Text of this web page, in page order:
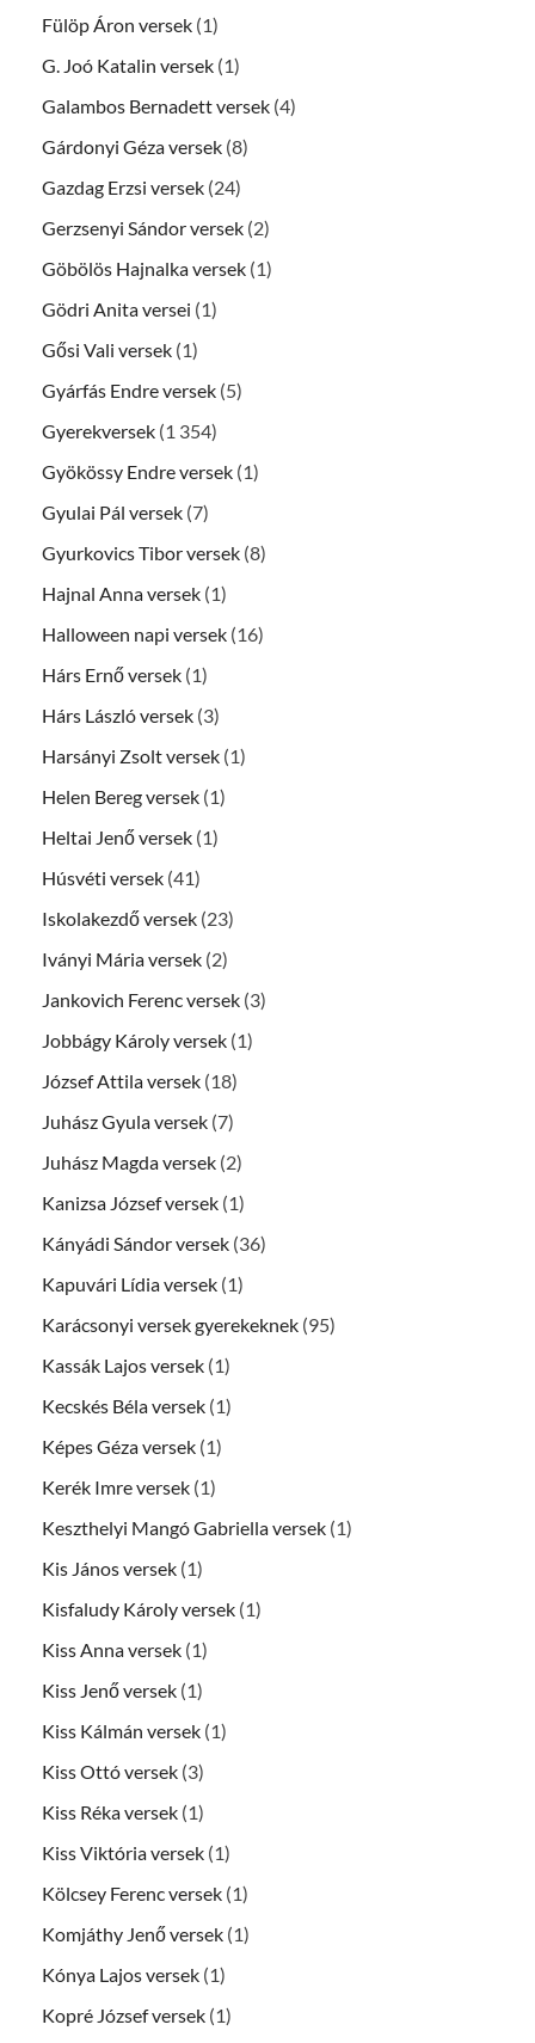
Fülöp Áron versek (1)
G. Joó Katalin versek (1)
Galambos Bernadett versek (4)
Gárdonyi Géza versek (8)
Gazdag Erzsi versek (24)
Gerzsenyi Sándor versek (2)
Göbölös Hajnalka versek (1)
Gödri Anita versei (1)
Gősi Vali versek (1)
Gyárfás Endre versek (5)
Gyerekversek (1 354)
Gyökössy Endre versek (1)
Gyulai Pál versek (7)
Gyurkovics Tibor versek (8)
Hajnal Anna versek (1)
Halloween napi versek (16)
Hárs Ernő versek (1)
Hárs László versek (3)
Harsányi Zsolt versek (1)
Helen Bereg versek (1)
Heltai Jenő versek (1)
Húsvéti versek (41)
Iskolakezdő versek (23)
Iványi Mária versek (2)
Jankovich Ferenc versek (3)
Jobbágy Károly versek (1)
József Attila versek (18)
Juhász Gyula versek (7)
Juhász Magda versek (2)
Kanizsa József versek (1)
Kányádi Sándor versek (36)
Kapuvári Lídia versek (1)
Karácsonyi versek gyerekeknek (95)
Kassák Lajos versek (1)
Kecskés Béla versek (1)
Képes Géza versek (1)
Kerék Imre versek (1)
Keszthelyi Mangó Gabriella versek (1)
Kis János versek (1)
Kisfaludy Károly versek (1)
Kiss Anna versek (1)
Kiss Jenő versek (1)
Kiss Kálmán versek (1)
Kiss Ottó versek (3)
Kiss Réka versek (1)
Kiss Viktória versek (1)
Kölcsey Ferenc versek (1)
Komjáthy Jenő versek (1)
Kónya Lajos versek (1)
Kopré József versek (1)